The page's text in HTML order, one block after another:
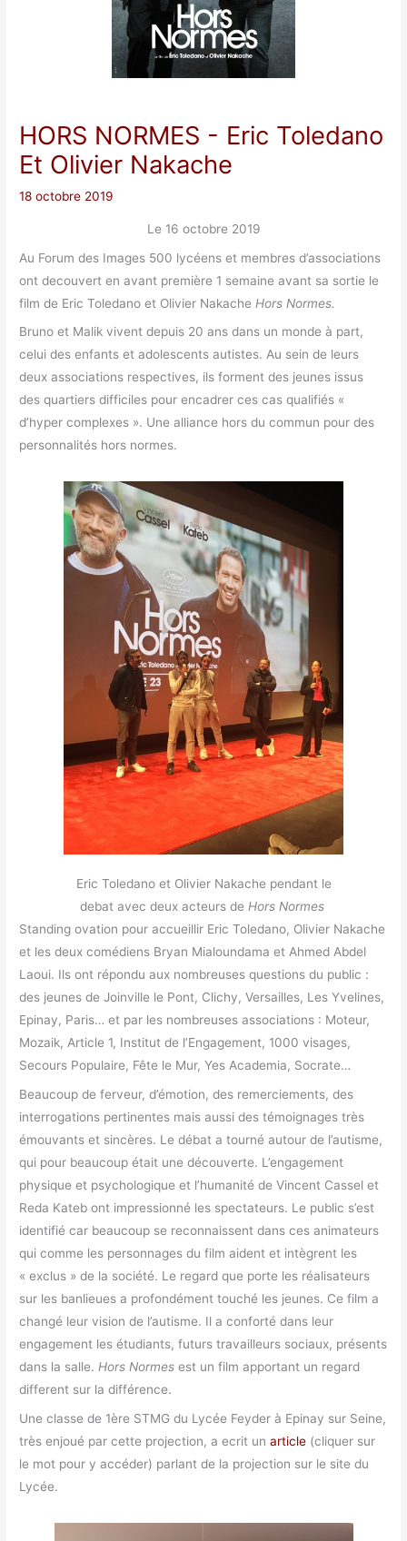
HORS NORMES - Eric Toledano
Et Olivier Nakache
18 octobre 2019
Le 16 octobre 2019
Au Forum des Images 500 lycéens et membres d’associations
ont decouvert en avant première 1 semaine avant sa sortie le
film de Eric Toledano et Olivier Nakache Hors Normes.
Bruno et Malik vivent depuis 20 ans dans un monde à part,
celui des enfants et adolescents autistes. Au sein de leurs
deux associations respectives, ils forment des jeunes issus
des quartiers difficiles pour encadrer ces cas qualifiés «
d’hyper complexes ». Une alliance hors du commun pour des
personnalités hors normes.
Eric Toledano et Olivier Nakache pendant le
debat avec deux acteurs de Hors Normes
Standing ovation pour accueillir Eric Toledano, Olivier Nakache
et les deux comédiens Bryan Mialoundama et Ahmed Abdel
Laoui. Ils ont répondu aux nombreuses questions du public :
des jeunes de Joinville le Pont, Clichy, Versailles, Les Yvelines,
Epinay, Paris… et par les nombreuses associations : Moteur,
Mozaik, Article 1, Institut de l’Engagement, 1000 visages,
Secours Populaire, Fête le Mur, Yes Academia, Socrate…
Beaucoup de ferveur, d’émotion, des remerciements, des
interrogations pertinentes mais aussi des témoignages très
émouvants et sincères. Le débat a tourné autour de l’autisme,
qui pour beaucoup était une découverte. L’engagement
physique et psychologique et l’humanité de Vincent Cassel et
Reda Kateb ont impressionné les spectateurs. Le public s’est
identifié car beaucoup se reconnaissent dans ces animateurs
qui comme les personnages du film aident et intègrent les
« exclus » de la société. Le regard que porte les réalisateurs
sur les banlieues a profondément touché les jeunes. Ce film a
changé leur vision de l’autisme. Il a conforté dans leur
engagement les étudiants, futurs travailleurs sociaux, présents
dans la salle. Hors Normesest un film apportant un regard
different sur la différence.
Une classe de 1ère STMG du Lycée Feyder à Epinay sur Seine,
très enjoué par cette projection, a ecrit unarticle (cliquer sur
le mot pour y accéder) parlant de la projection sur le site du
Lycée.